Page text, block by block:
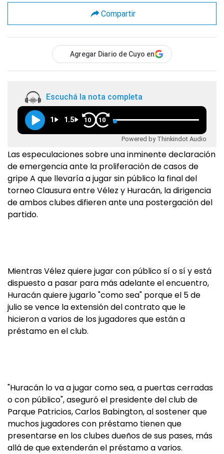
Compartir
Agregar Diario de Cuyo en
Escuchá la nota completa
1 1.5 10 10
Powered by Thinkindot Audio
Las especulaciones sobre una inminente declaración
de emergencia ante la proliferación de casos de
gripe A que llevaría a jugar sin público la final del
torneo Clausura entre Vélez y Huracán, la dirigencia
de ambos clubes difieren ante una postergación del
partido.
Mientras Vélez quiere jugar con público sí o sí y está
dispuesto a pasar para más adelante el encuentro,
Huracán quiere jugarlo "como sea" porque el 5 de
julio se vence la extensión del contrato que le
hicieron a varios de los jugadores que están a
préstamo en el club.
"Huracán lo va a jugar como sea, a puertas cerradas
o con público", aseguró el presidente del club de
Parque Patricios, Carlos Babington, al sostener que
muchos jugadores con préstamo tienen que
presentarse en los clubes dueños de sus pases, más
allá de que extenderán el préstamo a varios.